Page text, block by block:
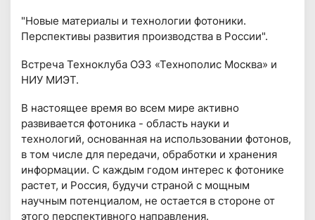
"Новые материалы и технологии фотоники.
Перспективы развития производства в России".
Встреча Техноклуба ОЭЗ «Технополис Москва» и
НИУ МИЭТ.
В настоящее время во всем мире активно
развивается фотоника - область науки и
технологий, основанная на использовании фотонов,
в том числе для передачи, обработки и хранения
информации. С каждым годом интерес к фотонике
растет, и Россия, будучи страной с мощным
научным потенциалом, не остается в стороне от
этого перспективного направления.